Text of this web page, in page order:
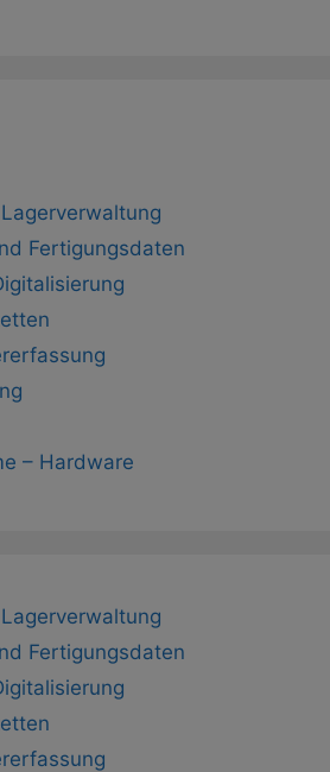
Fertigungsdaten
– Hardware
Fertigungsdaten